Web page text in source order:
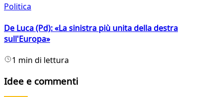
Politica
De Luca (Pd): «La sinistra più unita della destra
sull'Europa»
1 min di lettura
Idee e commenti